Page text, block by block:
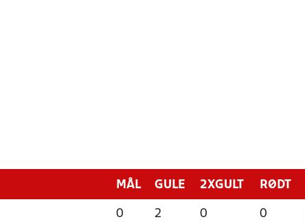
MÅL GULE 2XGULT RØDT
0 2 0 0